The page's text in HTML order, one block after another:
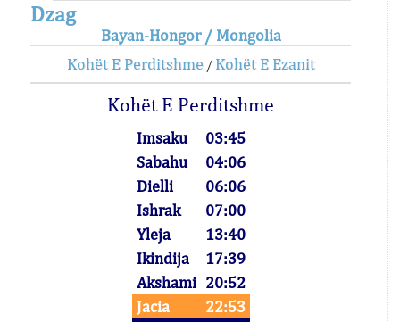
Dzag
Bayan-Hongor / Mongolia
Kohët E Perditshme/ Kohët E Ezanit
Kohët E Perditshme
Imsaku
03:45
Sabahu
04:06
Dielli
06:06
Ishrak
07:00
Yleja
13:40
Ikindija
17:39
Akshami 20:52
Jacia
22:53